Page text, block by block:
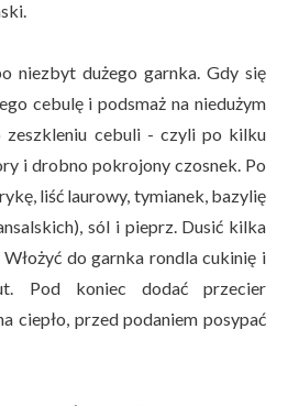
niezbyt dużego garnka. Gdy się
cebulę i podsmaż na niedużym
zeszkleniu cebuli - czyli po kilku
i drobno pokrojony czosnek. Po
liść laurowy, tymianek, bazylię
sól i pieprz. Dusić kilka
do garnka rondla cukinię i
Pod koniec dodać przecier
ciepło, przed podaniem posypać